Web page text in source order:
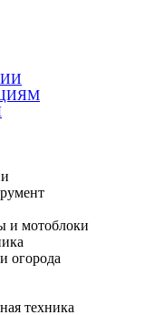
и мотоблоки
огорода
техника